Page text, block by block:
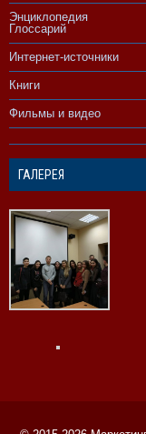
Энциклопедия
Глоссарий
Интернет-источники
Книги
Фильмы и видео
ГАЛЕРЕЯ